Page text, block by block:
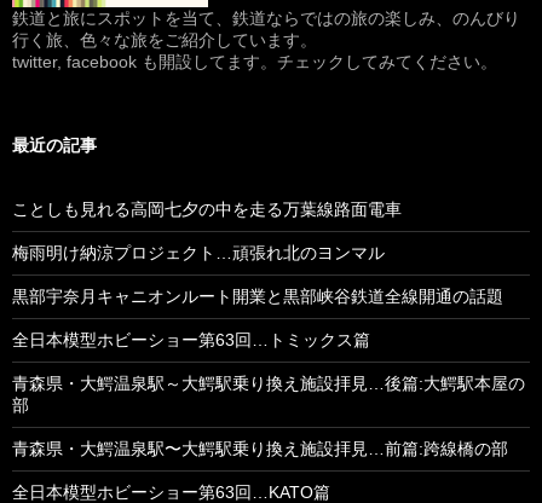
鉄道と旅にスポットを当て、鉄道ならではの旅の楽しみ、のんびり
行く旅、色々な旅をご紹介しています。
twitter, facebook も開設してます。チェックしてみてください。
最近の記事
ことしも見れる高岡七夕の中を走る万葉線路面電車
梅雨明け納涼プロジェクト…頑張れ北のヨンマル
黒部宇奈月キャニオンルート開業と黒部峡谷鉄道全線開通の話題
全日本模型ホビーショー第63回…トミックス篇
青森県・大鰐温泉駅～大鰐駅乗り換え施設拝見…後篇:大鰐駅本屋の
部
青森県・大鰐温泉駅〜大鰐駅乗り換え施設拝見…前篇:跨線橋の部
全日本模型ホビーショー第63回…KATO篇